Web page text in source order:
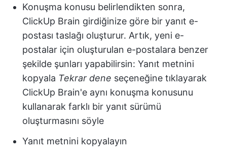
Konuşma konusu belirlendikten sonra,
ClickUp Brain girdiğinize göre bir yanıt e-
postası taslağı oluşturur. Artık, yeni e-
postalar için oluşturulan e-postalara benzer
şekilde şunları yapabilirsin: Yanıt metnini
kopyala Tekrar dene seçeneğine tıklayarak
ClickUp Brain'e aynı konuşma konusunu
kullanarak farklı bir yanıt sürümü
oluşturmasını söyle
Yanıt metnini kopyalayın